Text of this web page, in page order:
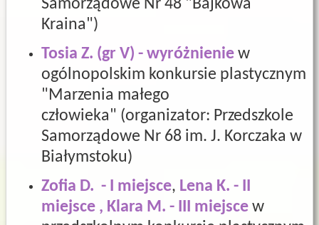
Samorządowe Nr 48 "Bajkowa
Kraina")
Tosia Z. (gr V) - wyróżnienie w
ogólnopolskim konkursie plastycznym
"Marzenia małego
człowieka" (organizator: Przedszkole
Samorządowe Nr 68 im. J. Korczaka w
Białymstoku)
Zofia D. - I miejsce, Lena K. - II
miejsce , Klara M. - III miejsce w